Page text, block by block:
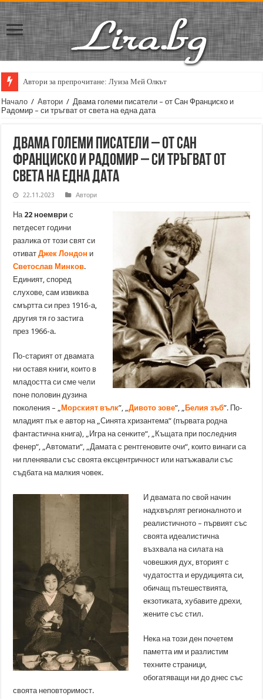
Автори за препрочитане: Луиза Мей Олкът
Кирил Кадийски: „Плачът на големия поет винаги е и сила, и
Начало / Автори / Двама големи писатели – от Сан Франциско и
Радомир – си тръгват от света на една дата
Двама големи писатели – от Сан
Франциско и Радомир – си тръгват от
света на една дата
22.11.2023 Автори
На 22 ноември с
петдесет години
разлика от този свят си
отиватДжек Лондон и
Светослав Минков.
Единият, според
слухове, сам извиква
смъртта си през 1916-а,
другия тя го застига
през 1966-а.
По-старият от двамата
ни оставя книги, които в
младостта си сме чели
поне половин дузина
поколения – „ Морският вълк”, „Дивото зове”, „ Белия зъб”. По-
младият пък е автор на „Синята хризантема“ (първата родна
фантастична книга), „Игра на сенките“, „Къщата при последния
фенер“, „Автомати“, „Дамата с рентгеновите очи“, които винаги са
ни пленявали със своята ексцентричност или натъжавали със
съдбата на малкия човек.
И двамата по свой начин
надхвърлят регионалното и
реалистичното – първият със
своята идеалистична
възхвала на силата на
човешкия дух, вторият с
чудатостта и ерудицията си,
обичащ пътешествията,
екзотиката, хубавите дрехи,
жените със стил.
Нека на този ден почетем
паметта им и разлистим
техните страници,
обогатяващи ни до днес със
своята неповторимост.